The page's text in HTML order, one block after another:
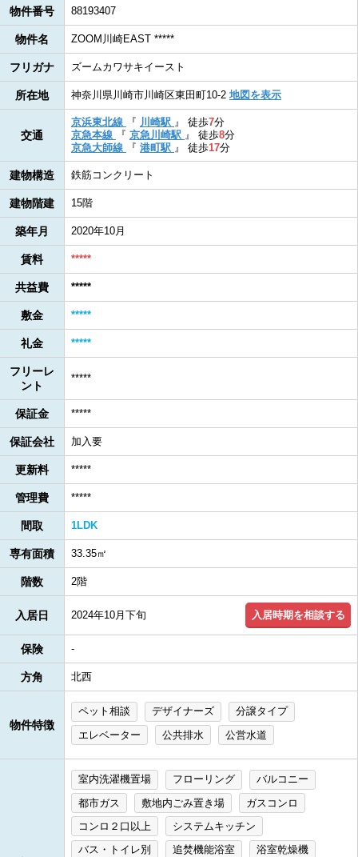
物件番号 88193407
物件名 ZOOM川崎EAST *****
フリガナ ズームカワサキイースト
所在地 神奈川県川崎市川崎区東田町10-2 地図を表示
交通
京浜東北線 『 川崎駅 』 徒歩7分
京急本線
『 京急川崎駅 』 徒歩8分
京急大師線
『 港町駅 』 徒歩17分
建物構造 鉄筋コンクリート
建物階建 15階
築年月 2020年10月
賃料 *****
共益費 *****
敷金 *****
礼金 *****
フリーレ
ント
*****
保証金 *****
保証会社 加入要
更新料 *****
管理費 *****
間取 1LDK
専有面積 33.35㎡
階数 2階
入居日 2024年10月下旬 入居時期を相談する
保険 -
方角 北西
物件特徴
ペット相談 デザイナーズ
分譲タイプ
エレベーター
公共排水 公営水道
室内洗濯機置場 フローリング
バルコニー
都市ガス
敷地内ごみ置き場
ガスコンロ
コンロ２口以上
システムキッチン
バス・トイレ別
追焚機能浴室 浴室乾燥機